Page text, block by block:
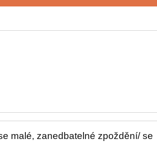
malé, zanedbatelné zpoždění/ se